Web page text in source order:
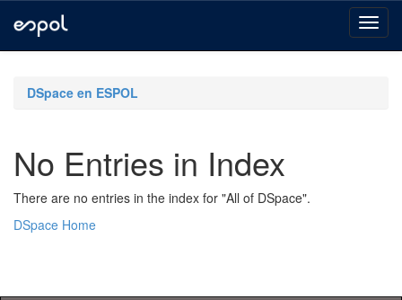
navigationDSpace en ESPOL
No Entries in Index
There are no entries in the index for "All of DSpace".
DSpace Home